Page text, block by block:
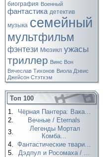
биография Военный
фантастика детектив
музыка семейный
мультфильм
фэнтези Мюзикл ужасы
триллер Винс Вон
Вячеслав Тихонов Виола Дэвис
Джейсон Стэтхэм
Топ 100
1.
Чёрная Пантера: Вака...
2.
Вечные / Eternals
3.
Легенды Мортал
Комба...
4. Фантастические твари...
5.
Дэдпул и Росомаха / ...